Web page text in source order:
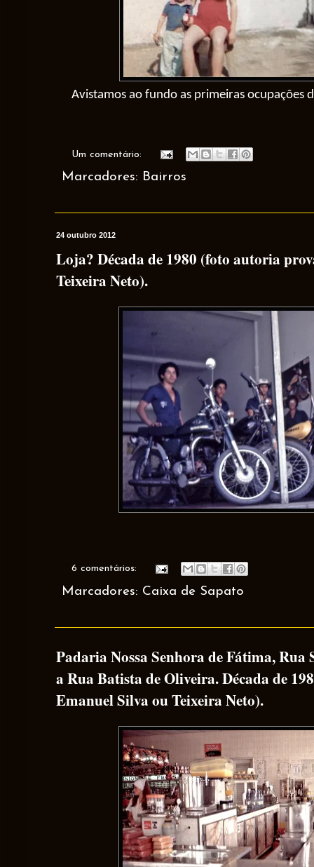
Avistamos ao fundo as primeiras ocupações
Um comentário:
Marcadores: Bairros
24 outubro 2012
Loja? Década de 1980 (foto autoria
Teixeira Neto).
6 comentários:
Marcadores: Caixa de Sapato
Padaria Nossa Senhora de Fátima, Rua
a Rua Batista de Oliveira. Década de
Emanuel Silva ou Teixeira Neto).